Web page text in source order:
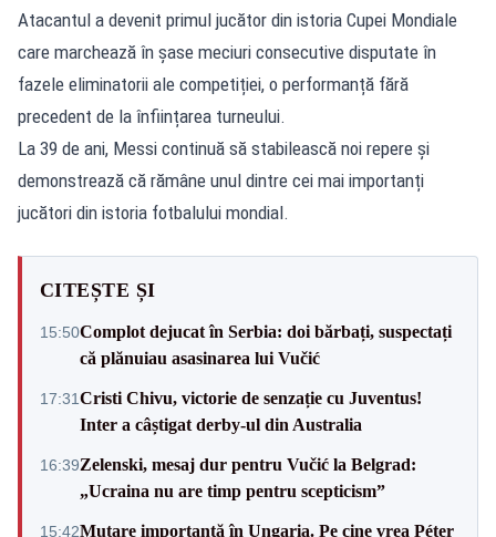
Atacantul a devenit primul jucător din istoria Cupei Mondiale
care marchează în șase meciuri consecutive disputate în
fazele eliminatorii ale competiției, o performanță fără
precedent de la înființarea turneului.
La 39 de ani, Messi continuă să stabilească noi repere și
demonstrează că rămâne unul dintre cei mai importanți
jucători din istoria fotbalului mondial.
CITEȘTE ȘI
15:50Complot dejucat în Serbia: doi bărbați, suspectați
că plănuiau asasinarea lui Vučić
17:31Cristi Chivu, victorie de senzație cu Juventus!
Inter a câștigat derby-ul din Australia
16:39Zelenski, mesaj dur pentru Vučić la Belgrad:
„Ucraina nu are timp pentru scepticism”
15:42Mutare importantă în Ungaria. Pe cine vrea Péter